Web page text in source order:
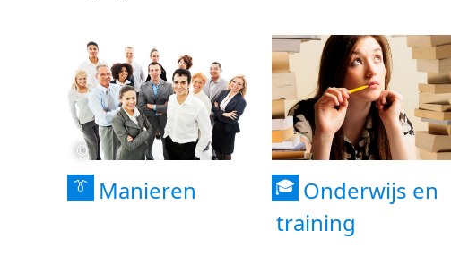
©
👔 Manieren 🎓 Onderwijs en
training